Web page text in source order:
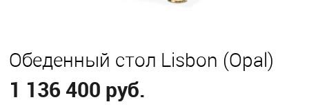
Обеденный стол Lisbon (Opal)
1 136 400 руб.